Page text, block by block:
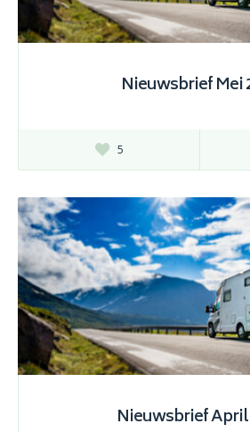
Nieuwsbrief Mei
5
Nieuwsbrief April